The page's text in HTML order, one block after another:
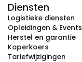
Diensten
Logistieke diensten
Opleidingen & Events
Herstel en garantie
Koperkoers
Tariefwijzigingen